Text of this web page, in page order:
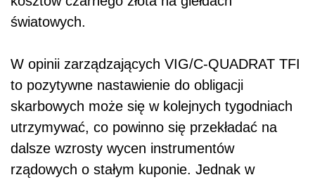
światowych.
W opinii zarządzających VIG/C-QUADRAT TFI
to pozytywne nastawienie do obligacji
skarbowych może się w kolejnych tygodniach
utrzymywać, co powinno się przekładać na
dalsze wzrosty wycen instrumentów
rządowych o stałym kuponie. Jednak w